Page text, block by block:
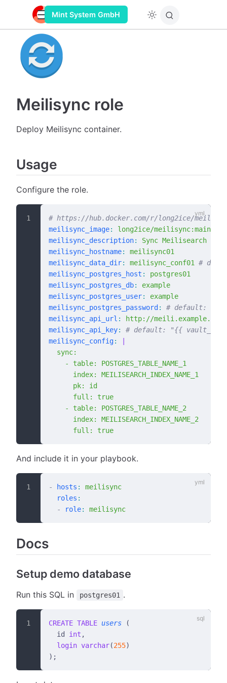
Mint System GmbH
Meilisync role
Deploy Meilisync container.
Usage
Configure the role.
# https://hub.docker.com/r/long2ice/
meilisync_image:
long2ice/meilisync:main
meilisync_description:
Sync Meilisearch
meilisync_hostname:
meilisync01
meilisync_data_dir: meilisync_conf01 #
meilisync_postgres_host :
postgres01
meilisync_postgres_db:
example
meilisync_postgres_user:
example
meilisync_postgres_password :
# default: "{{
meilisync_api_url :
http://
meilisync_api_key:
# default: "{{
meilisync_config:
  sync:
    - table: POSTGRES_TABLE_NAME_1
      index: MEILISEARCH_INDEX_NAME_1
      pk: id
      full: true
    - table: POSTGRES_TABLE_NAME_2
      index: MEILISEARCH_INDEX_NAME_2
      full: true
And include it in your playbook.
- hosts :
meilisync
  roles
:
  -
role: meilisync
Docs
Setup demo database
Run this SQL in postgres01 .
CREATE TABLE users (
  id
int ,
  login
varchar(255)
);